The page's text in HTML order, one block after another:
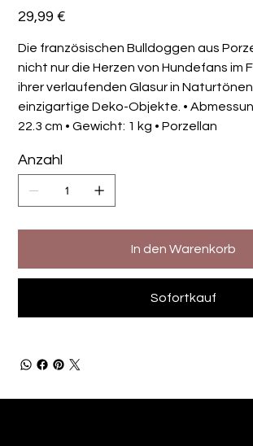
Preis
29,99 €
Die französischen Bulldoggen aus
nicht nur die Herzen von Hundefans im
ihrer verlaufenden Glasur in
einzigartige Deko-Objekte. •
22.3 cm • Gewicht: 1 kg • Porzellan
Anzahl
In den Warenkorb
Sofortkauf